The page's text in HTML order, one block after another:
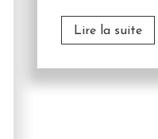
Lire la suite